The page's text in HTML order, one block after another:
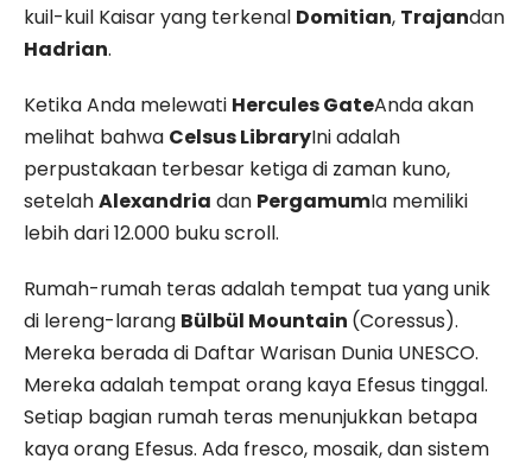
kuil-kuil Kaisar yang terkenal Domitian, Trajandan
Hadrian.
Ketika Anda melewati Hercules GateAnda akan
melihat bahwa Celsus LibraryIni adalah
perpustakaan terbesar ketiga di zaman kuno,
setelahAlexandria dan PergamumIa memiliki
lebih dari 12.000 buku scroll.
Rumah-rumah teras adalah tempat tua yang unik
di lereng-larang Bülbül Mountain (Coressus).
Mereka berada di Daftar Warisan Dunia UNESCO.
Mereka adalah tempat orang kaya Efesus tinggal.
Setiap bagian rumah teras menunjukkan betapa
kaya orang Efesus. Ada fresco, mosaik, dan sistem